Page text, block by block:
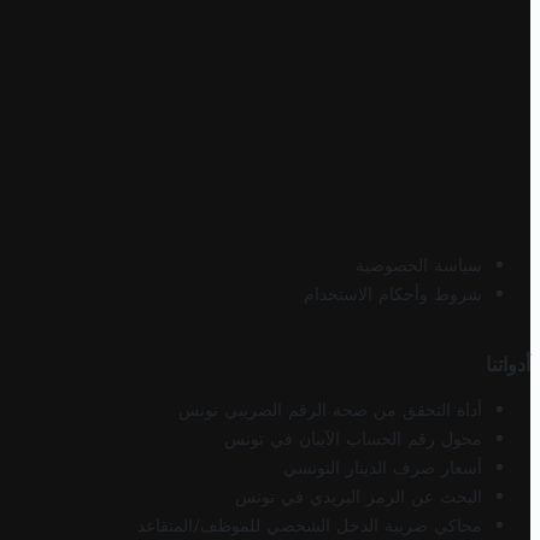
سياسة الخصوصية
شروط وأحكام الاستخدام
أدواتنا
أداة التحقق من صحة الرقم الضريبي تونس
محول رقم الحساب الآيبان في تونس
أسعار صرف الدينار التونسي
البحث عن الرمز البريدي في تونس
محاكي ضريبة الدخل الشخصي للموظف/المتقاعد